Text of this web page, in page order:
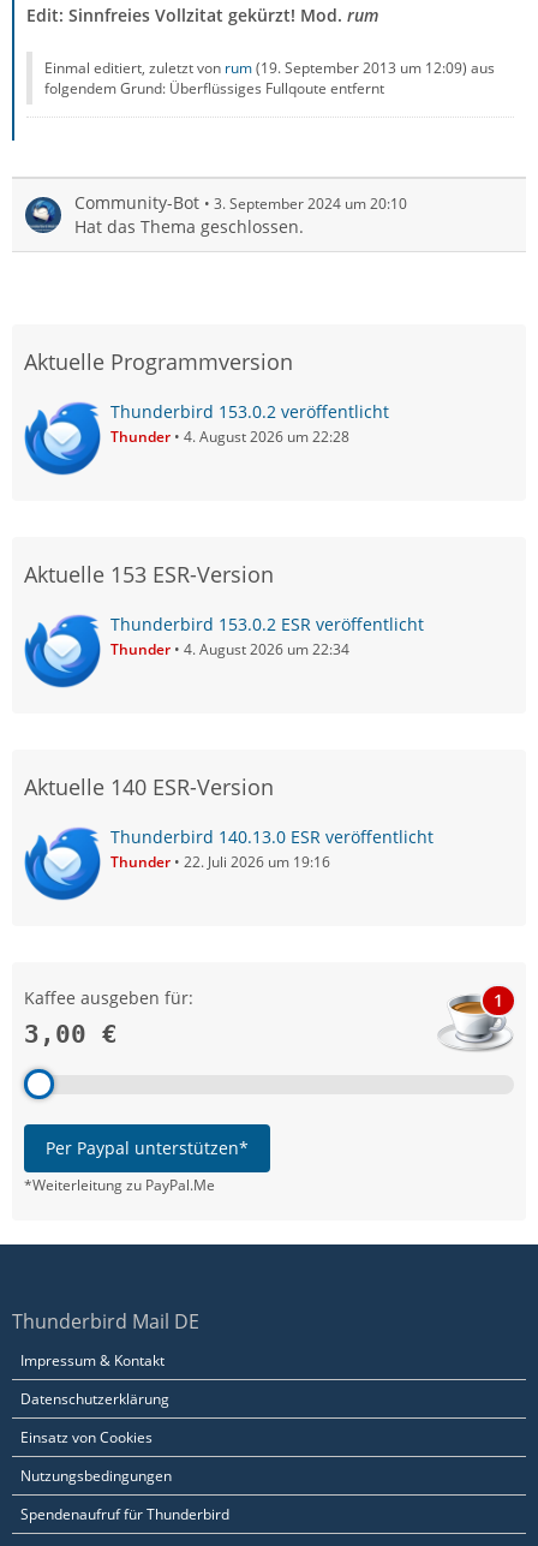
Edit: Sinnfreies Vollzitat gekürzt! Mod. rum
Einmal editiert, zuletzt von rum(19. September 2013 um 12:09) aus
folgendem Grund: Überflüssiges Fullqoute entfernt
Community-Bot 3. September 2024 um 20:10
Hat das Thema geschlossen.
Aktuelle Programmversion
Thunderbird 153.0.2 veröffentlicht
Thunder 4. August 2026 um 22:28
Aktuelle 153 ESR-Version
Thunderbird 153.0.2 ESR veröffentlicht
Thunder 4. August 2026 um 22:34
Aktuelle 140 ESR-Version
Thunderbird 140.13.0 ESR veröffentlicht
Thunder 22. Juli 2026 um 19:16
Kaffee ausgeben für:
3,00 €
1
Per Paypal unterstützen*
*Weiterleitung zu PayPal.Me
Thunderbird Mail DE
Impressum & Kontakt
Datenschutzerklärung
Einsatz von Cookies
Nutzungsbedingungen
Spendenaufruf für Thunderbird